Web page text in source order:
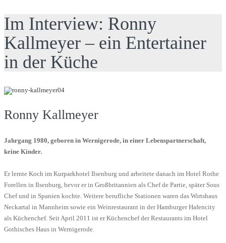
Im Interview: Ronny
Kallmeyer – ein Entertainer
in der Küche
Ronny Kallmeyer
Jahrgang 1980, geboren in Wernigerode, in einer Lebenspartnerschaft,
keine Kinder.
Er lernte Koch im Kurparkhotel Ilsenburg und arbeitete danach im Hotel Rothe
Forellen in Ilsenburg, bevor er in Großbritannien als Chef de Partie, später Sous
Chef und in Spanien kochte. Weitere berufliche Stationen waren das Wirtshaus
Neckartal in Mannheim sowie ein Weinrestaurant in der Hamburger Hafencity
als Küchenchef. Seit April 2011 ist er Küchenchef der Restaurants im Hotel
Gothisches Haus in Wernigerode.